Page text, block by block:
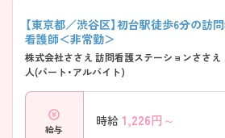
【東京都／渋谷区】初台駅徒歩6分の訪
看護師＜非常勤＞
株式会社ささえ 訪問看護ステーションささ
人(パート・アルバイト)
給与
時給 1,226円～